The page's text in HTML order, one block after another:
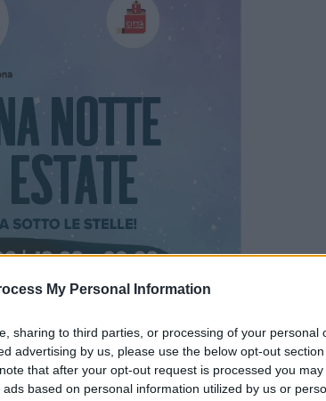
My Personal Information
sharing to third parties, or processing of your personal
advertising by us, please use the below opt-out
that after your opt-out request is processed you may
based on personal information utilized by us or